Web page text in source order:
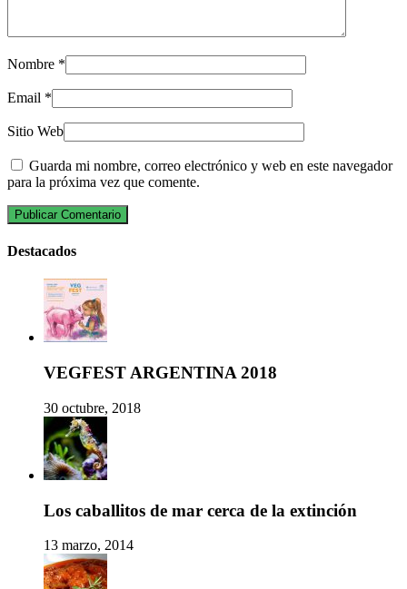
Nombre *
Email *
Sitio Web
Guarda mi nombre, correo electrónico y web en este navegador
para la próxima vez que comente.
Destacados
VEGFEST ARGENTINA 2018
30 octubre, 2018
Los caballitos de mar cerca de la extinción
13 marzo, 2014